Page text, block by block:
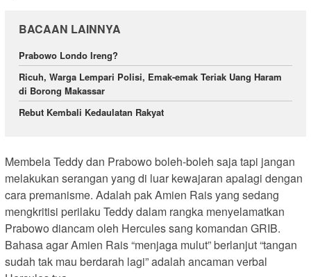
BACAAN LAINNYA
Prabowo Londo Ireng?
Ricuh, Warga Lempari Polisi, Emak-emak Teriak Uang Haram
di Borong Makassar
Rebut Kembali Kedaulatan Rakyat
Membela Teddy dan Prabowo boleh-boleh saja tapi jangan
melakukan serangan yang di luar kewajaran apalagi dengan
cara premanisme. Adalah pak Amien Rais yang sedang
mengkritisi perilaku Teddy dalam rangka menyelamatkan
Prabowo diancam oleh Hercules sang komandan GRIB.
Bahasa agar Amien Rais “menjaga mulut” berlanjut “tangan
sudah tak mau berdarah lagi” adalah ancaman verbal